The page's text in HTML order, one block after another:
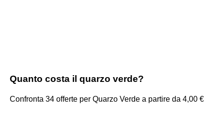
Quanto costa il quarzo verde?
Confronta 34 offerte per Quarzo Verde a partire da 4,00 €